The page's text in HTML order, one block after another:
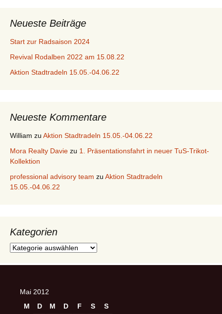
Neueste Beiträge
Start zur Radsaison 2024
Revival Rodalben 2022 am 15.08.22
Aktion Stadtradeln 15.05.-04.06.22
Neueste Kommentare
William zu Aktion Stadtradeln 15.05.-04.06.22
Mora Realty Davie zu 1. Präsentationsfahrt in neuer TuS-Trikot-
Kollektion
professional advisory team zu Aktion Stadtradeln
15.05.-04.06.22
Kategorien
Kategorien
Mai 2012
M
D M D F S S